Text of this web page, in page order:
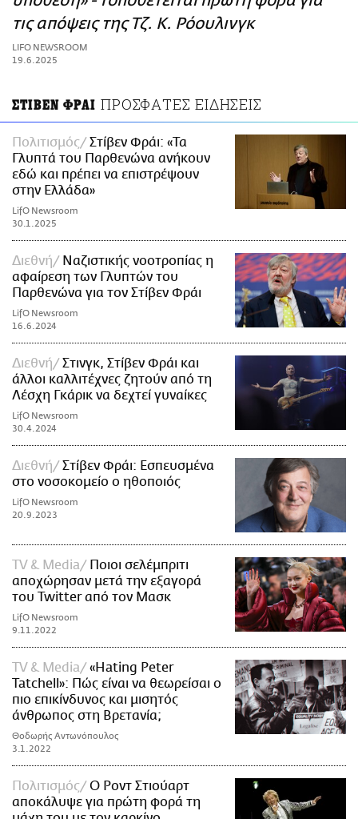
ΑΜΠΑ
PRINT
τις απόψεις της Τζ. Κ. Ρόουλινγκ
LIFO NEWSROOM
19.6.2025
ΣΤΙΒΕΝ ΦΡΑΙ ΠΡΟΣΦΑΤΕΣ ΕΙΔΗΣΕΙΣ
Πολιτισμός
Στίβεν Φράι: «Τα
Γλυπτά του Παρθενώνα ανήκουν
εδώ και πρέπει να επιστρέψουν
στην Ελλάδα»
LifO Newsroom
30.1.2025
Διεθνή
Ναζιστικής νοοτροπίας η
αφαίρεση των Γλυπτών του
Παρθενώνα για τον Στίβεν Φράι
LifO Newsroom
16.6.2024
Διεθνή
Στινγκ, Στίβεν Φράι και
άλλοι καλλιτέχνες ζητούν από τη
Λέσχη Γκάρικ να δεχτεί γυναίκες
LifO Newsroom
30.4.2024
Διεθνή
Στίβεν Φράι: Εσπευσμένα
στο νοσοκομείο ο ηθοποιός
LifO Newsroom
20.9.2023
TV & Media
Ποιοι σελέμπριτι
αποχώρησαν μετά την εξαγορά
του Twitter από τον Μασκ
LifO Newsroom
9.11.2022
TV & Media
«Hating Peter
Tatchell»: Πώς είναι να θεωρείσαι ο
πιο επικίνδυνος και μισητός
άνθρωπος στη Βρετανία;
Θοδωρής Αντωνόπουλος
3.1.2022
Πολιτισμός
Ο Ροντ Στιούαρτ
αποκάλυψε για πρώτη φορά τη